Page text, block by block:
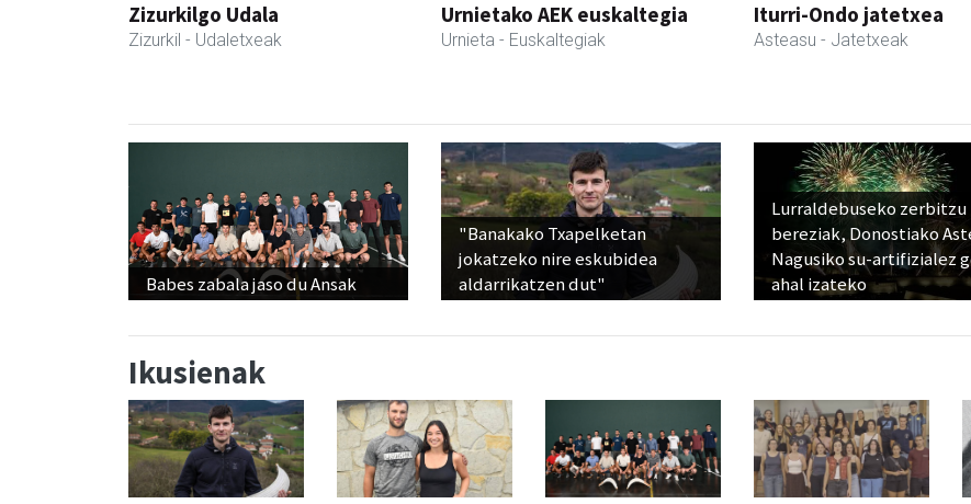
Zizurkilgo Udala
Zizurkil - Udaletxeak
Urnietako AEK euskaltegia
Urnieta - Euskaltegiak
Iturri-Ondo jatetxea
Asteasu - Jatetxeak
Babes zabala jaso du Ansak
"Banakako Txapelketan
jokatzeko nire eskubidea
aldarrikatzen dut"
Lurraldebuseko zerbitzu
bereziak, Donostiako
Nagusiko su-artifizialez
ahal izateko
Ikusienak